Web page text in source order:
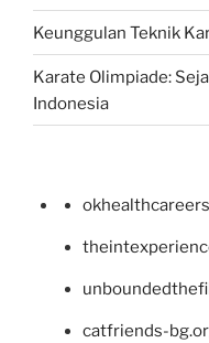
Keunggulan Teknik
Karate Olimpiade:
Indonesia
catfriends-